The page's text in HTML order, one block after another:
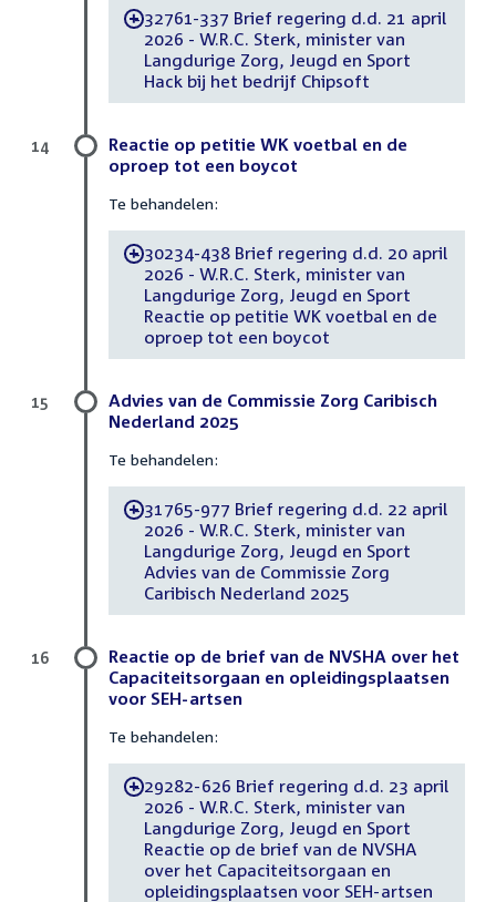
-32761-337 Brief regering d.d. 21 april
2026 - W.R.C. Sterk, minister van
Langdurige Zorg, Jeugd en Sport
Hack bij het bedrijf Chipsoft
Reactie op petitie WK voetbal en de
oproep tot een boycot
Te behandelen:
-30234-438 Brief regering d.d. 20 april
2026 - W.R.C. Sterk, minister van
Langdurige Zorg, Jeugd en Sport
Reactie op petitie WK voetbal en de
oproep tot een boycot
14
Advies van de Commissie Zorg Caribisch
Nederland 2025
Te behandelen:
-31765-977 Brief regering d.d. 22 april
2026 - W.R.C. Sterk, minister van
Langdurige Zorg, Jeugd en Sport
Advies van de Commissie Zorg
Caribisch Nederland 2025
15
Reactie op de brief van de NVSHA over het
Capaciteitsorgaan en opleidingsplaatsen
voor SEH-artsen
Te behandelen:
-29282-626 Brief regering d.d. 23 april
2026 - W.R.C. Sterk, minister van
Langdurige Zorg, Jeugd en Sport
Reactie op de brief van de NVSHA
over het Capaciteitsorgaan en
opleidingsplaatsen voor SEH-artsen
16